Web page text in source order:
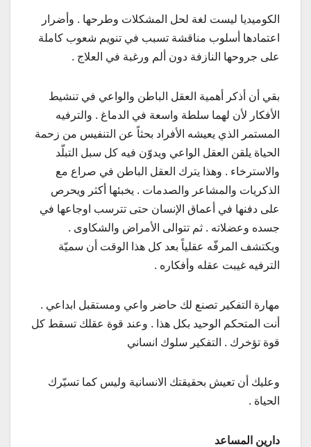
الكوميديا ليست لغة لحل المشكلات وطرحها . وأضرار
اعتمادها أسلوب مناقشة تسبب في تنويم شعوب كاملة
على جروحها النازفة دون ألم ورغبة في العلاج .
بقي أن أذكر أهمية العقل الباطن والواعي في تنشيط
الأفكار لأن لهما سلطة واسعة في الدماغ . والترفيه
المستمر الذي يعيشه الأفراد بحثاً عن التنفيس من زحمة
الحياة يلقن العقل الواعي ويدوّن فيه كل سبل التبلّد
والاسترخاء . وهذا يترك العقل الباطن في صراع مع
الذكريات والمشاعر والصدمات . يخبئها أكثر ويحرص
على دفنها في أعماق الإنسان حتى تترسب اوجاعها في
جسده وعضلاته . ثم تتوالى الأمراض والشكاوى .
ويكتشف المرفّه عقلياً بعد كل هذا الوقت أن سميّة
الترفيه غيبت عقله وأفكاره .
مهارة التفكير تصنع لك حاضر واعي ومستقبل ابداعي .
أنت المتحكم الوحيد بكل هذا . وعند قوة عقلك تسقط كل
قوة تؤخرك . التفكير سلوك انساني
وعليك أن تعيش بحقيقتك الانسانية وليس كما تسيّرك
الحياة .
دارين المساعد